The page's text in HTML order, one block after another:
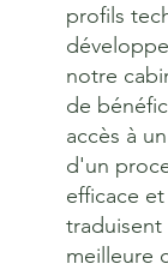
profils
notre
de
accès à
d'un
efficace
traduisent
meilleure